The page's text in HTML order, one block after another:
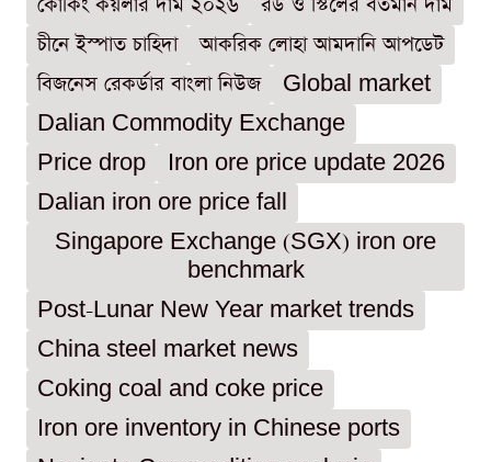
চীনে ইস্পাত চাহিদা
আকরিক লোহা আমদানি আপডেট
বিজনেস রেকর্ডার বাংলা নিউজ
Global market
Dalian Commodity Exchange
Price drop
Iron ore price update 2026
Dalian iron ore price fall
Singapore Exchange (SGX) iron ore
benchmark
Post-Lunar New Year market trends
China steel market news
Coking coal and coke price
Iron ore inventory in Chinese ports